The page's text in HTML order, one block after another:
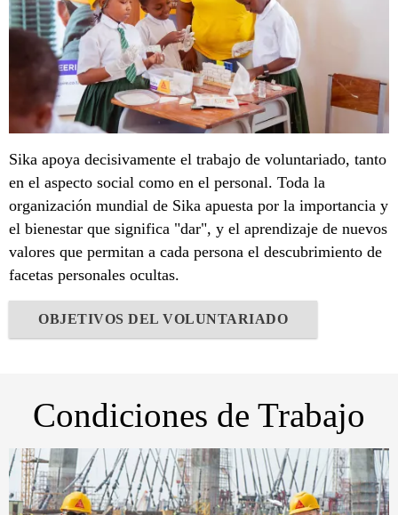
Sika apoya decisivamente el trabajo de voluntariado, tanto
en el aspecto social como en el personal. Toda la
organización mundial de Sika apuesta por la importancia y
el bienestar que significa "dar", y el aprendizaje de nuevos
valores que permitan a cada persona el descubrimiento de
facetas personales ocultas.
OBJETIVOS DEL VOLUNTARIADO
Condiciones de Trabajo